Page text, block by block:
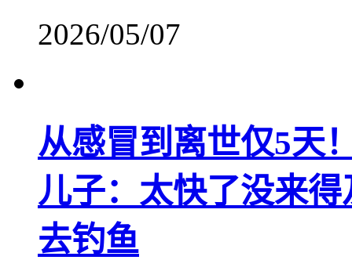
2026/05/07
从感冒到离世仅5天
儿子：太快了没来
去钓鱼